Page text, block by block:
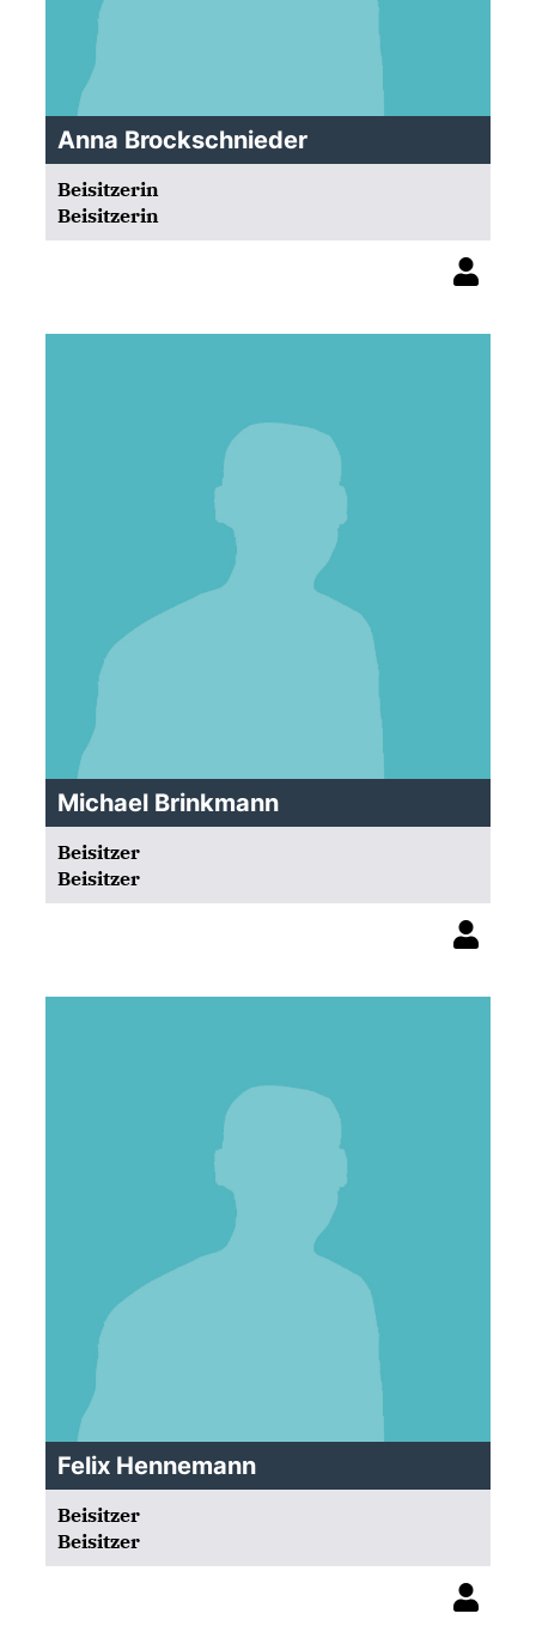
Anna Brockschnieder
Beisitzerin
Beisitzerin
Michael Brinkmann
Beisitzer
Beisitzer
Felix Hennemann
Beisitzer
Beisitzer